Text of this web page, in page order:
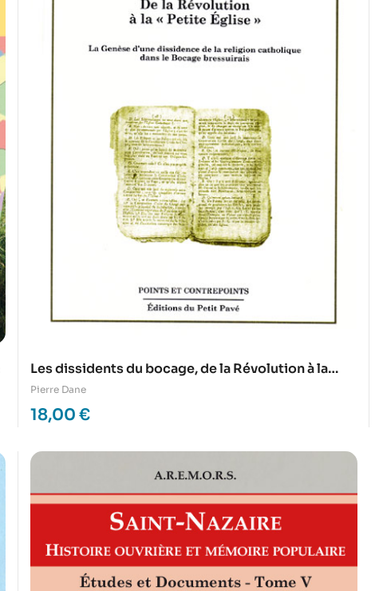
Les dissidents du bocage, de la Révolution à la
« Petite Eglise »
Pierre Dane
18,00 €